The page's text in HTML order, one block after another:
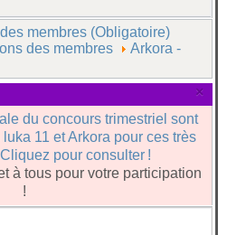
membres (Obligatoire)
des membres
Arkora -
×
du concours trimestriel sont
11 et Arkora pour ces très
pour consulter !
à tous pour votre participation
!